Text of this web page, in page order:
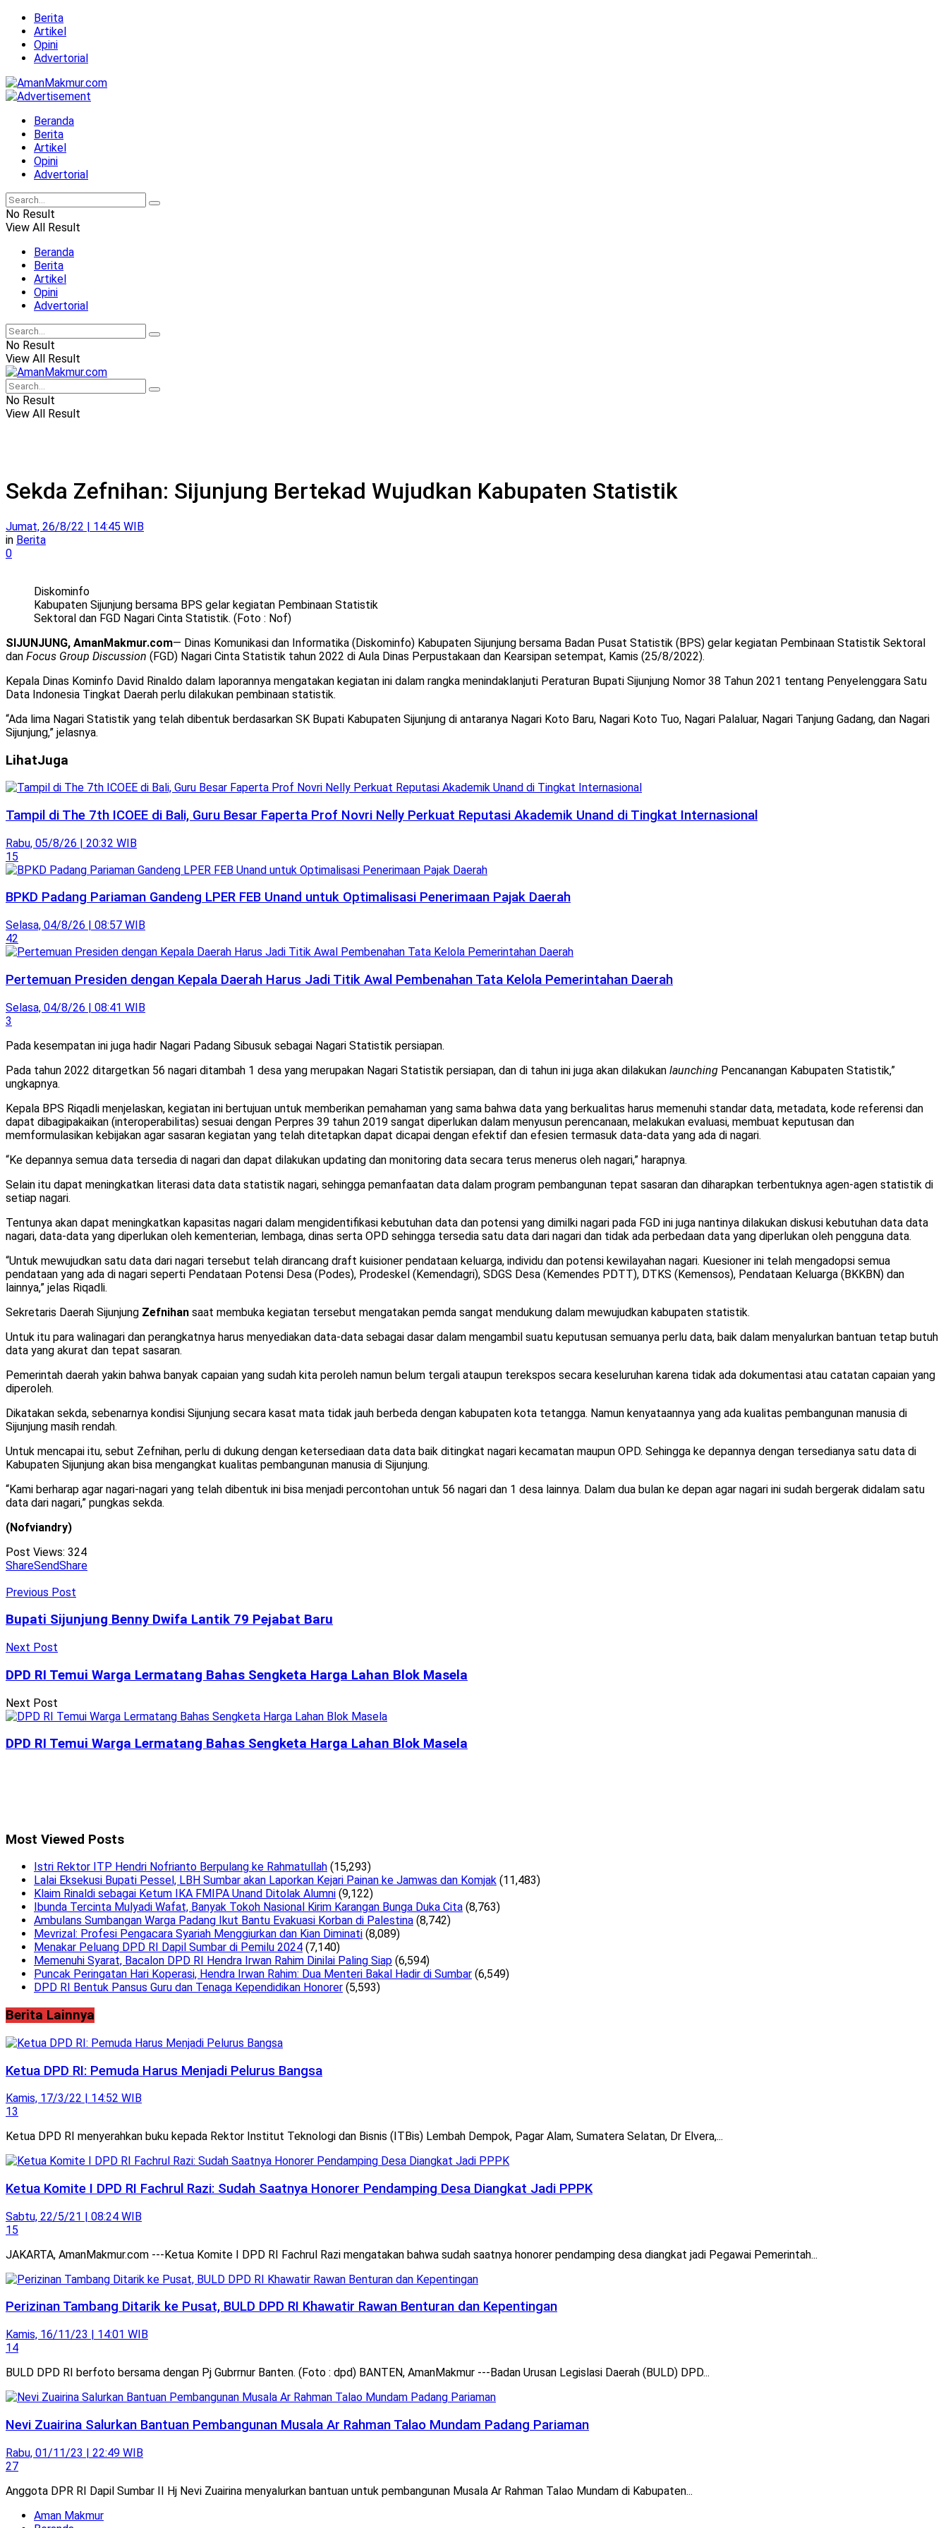
Berita
Artikel
Opini
Advertorial
Beranda
Berita
Artikel
Opini
Advertorial
No Result
View All Result
Beranda
Berita
Artikel
Opini
Advertorial
No Result
View All Result
No Result
View All Result
Sekda Zefnihan: Sijunjung Bertekad Wujudkan Kabupaten Statistik
Jumat, 26/8/22 | 14:45 WIB
in Berita
0
Diskominfo
Kabupaten Sijunjung bersama BPS gelar kegiatan Pembinaan Statistik
Sektoral dan FGD Nagari Cinta Statistik. (Foto : Nof)
SIJUNJUNG, AmanMakmur.com— Dinas Komunikasi dan Informatika (Diskominfo) Kabupaten Sijunjung bersama Badan Pusat Statistik (BPS) gelar kegiatan Pembinaan Statistik Sektoral
dan Focus Group Discussion (FGD) Nagari Cinta Statistik tahun 2022 di Aula Dinas Perpustakaan dan Kearsipan setempat, Kamis (25/8/2022).
Kepala Dinas Kominfo David Rinaldo dalam laporannya mengatakan kegiatan ini dalam rangka menindaklanjuti Peraturan Bupati Sijunjung Nomor 38 Tahun 2021 tentang Penyelenggara Satu
Data Indonesia Tingkat Daerah perlu dilakukan pembinaan statistik.
“Ada lima Nagari Statistik yang telah dibentuk berdasarkan SK Bupati Kabupaten Sijunjung di antaranya Nagari Koto Baru, Nagari Koto Tuo, Nagari Palaluar, Nagari Tanjung Gadang, dan Nagari
Sijunjung,” jelasnya.
LihatJuga
Tampil di The 7th ICOEE di Bali, Guru Besar Faperta Prof Novri Nelly Perkuat Reputasi Akademik Unand di Tingkat Internasional
Rabu, 05/8/26 | 20:32 WIB
15
BPKD Padang Pariaman Gandeng LPER FEB Unand untuk Optimalisasi Penerimaan Pajak Daerah
Selasa, 04/8/26 | 08:57 WIB
42
Pertemuan Presiden dengan Kepala Daerah Harus Jadi Titik Awal Pembenahan Tata Kelola Pemerintahan Daerah
Selasa, 04/8/26 | 08:41 WIB
3
Pada kesempatan ini juga hadir Nagari Padang Sibusuk sebagai Nagari Statistik persiapan.
Pada tahun 2022 ditargetkan 56 nagari ditambah 1 desa yang merupakan Nagari Statistik persiapan, dan di tahun ini juga akan dilakukan launching Pencanangan Kabupaten Statistik,”
ungkapnya.
Kepala BPS Riqadli menjelaskan, kegiatan ini bertujuan untuk memberikan pemahaman yang sama bahwa data yang berkualitas harus memenuhi standar data, metadata, kode referensi dan
dapat dibagipakaikan (interoperabilitas) sesuai dengan Perpres 39 tahun 2019 sangat diperlukan dalam menyusun perencanaan, melakukan evaluasi, membuat keputusan dan
memformulasikan kebijakan agar sasaran kegiatan yang telah ditetapkan dapat dicapai dengan efektif dan efesien termasuk data-data yang ada di nagari.
“Ke depannya semua data tersedia di nagari dan dapat dilakukan updating dan monitoring data secara terus menerus oleh nagari,” harapnya.
Selain itu dapat meningkatkan literasi data data statistik nagari, sehingga pemanfaatan data dalam program pembangunan tepat sasaran dan diharapkan terbentuknya agen-agen statistik di
setiap nagari.
Tentunya akan dapat meningkatkan kapasitas nagari dalam mengidentifikasi kebutuhan data dan potensi yang dimilki nagari pada FGD ini juga nantinya dilakukan diskusi kebutuhan data data
nagari, data-data yang diperlukan oleh kementerian, lembaga, dinas serta OPD sehingga tersedia satu data dari nagari dan tidak ada perbedaan data yang diperlukan oleh pengguna data.
“Untuk mewujudkan satu data dari nagari tersebut telah dirancang draft kuisioner pendataan keluarga, individu dan potensi kewilayahan nagari. Kuesioner ini telah mengadopsi semua
pendataan yang ada di nagari seperti Pendataan Potensi Desa (Podes), Prodeskel (Kemendagri), SDGS Desa (Kemendes PDTT), DTKS (Kemensos), Pendataan Keluarga (BKKBN) dan
lainnya,” jelas Riqadli.
Sekretaris Daerah Sijunjung Zefnihan saat membuka kegiatan tersebut mengatakan pemda sangat mendukung dalam mewujudkan kabupaten statistik.
Untuk itu para walinagari dan perangkatnya harus menyediakan data-data sebagai dasar dalam mengambil suatu keputusan semuanya perlu data, baik dalam menyalurkan bantuan tetap butuh
data yang akurat dan tepat sasaran.
Pemerintah daerah yakin bahwa banyak capaian yang sudah kita peroleh namun belum tergali ataupun terekspos secara keseluruhan karena tidak ada dokumentasi atau catatan capaian yang
diperoleh.
Dikatakan sekda, sebenarnya kondisi Sijunjung secara kasat mata tidak jauh berbeda dengan kabupaten kota tetangga. Namun kenyataannya yang ada kualitas pembangunan manusia di
Sijunjung masih rendah.
Untuk mencapai itu, sebut Zefnihan, perlu di dukung dengan ketersediaan data data baik ditingkat nagari kecamatan maupun OPD. Sehingga ke depannya dengan tersedianya satu data di
Kabupaten Sijunjung akan bisa mengangkat kualitas pembangunan manusia di Sijunjung.
“Kami berharap agar nagari-nagari yang telah dibentuk ini bisa menjadi percontohan untuk 56 nagari dan 1 desa lainnya. Dalam dua bulan ke depan agar nagari ini sudah bergerak didalam satu
data dari nagari,” pungkas sekda.
(Nofviandry)
Post Views: 324
ShareSendShare
Previous Post
Bupati Sijunjung Benny Dwifa Lantik 79 Pejabat Baru
Next Post
DPD RI Temui Warga Lermatang Bahas Sengketa Harga Lahan Blok Masela
Next Post
DPD RI Temui Warga Lermatang Bahas Sengketa Harga Lahan Blok Masela
Most Viewed Posts
Istri Rektor ITP Hendri Nofrianto Berpulang ke Rahmatullah (15,293)
Lalai Eksekusi Bupati Pessel, LBH Sumbar akan Laporkan Kejari Painan ke Jamwas dan Komjak (11,483)
Klaim Rinaldi sebagai Ketum IKA FMIPA Unand Ditolak Alumni (9,122)
Ibunda Tercinta Mulyadi Wafat, Banyak Tokoh Nasional Kirim Karangan Bunga Duka Cita (8,763)
Ambulans Sumbangan Warga Padang Ikut Bantu Evakuasi Korban di Palestina (8,742)
Mevrizal: Profesi Pengacara Syariah Menggiurkan dan Kian Diminati (8,089)
Menakar Peluang DPD RI Dapil Sumbar di Pemilu 2024 (7,140)
Memenuhi Syarat, Bacalon DPD RI Hendra Irwan Rahim Dinilai Paling Siap (6,594)
Puncak Peringatan Hari Koperasi, Hendra Irwan Rahim: Dua Menteri Bakal Hadir di Sumbar (6,549)
DPD RI Bentuk Pansus Guru dan Tenaga Kependidikan Honorer (5,593)
Berita Lainnya
Ketua DPD RI: Pemuda Harus Menjadi Pelurus Bangsa
Kamis, 17/3/22 | 14:52 WIB
13
Ketua DPD RI menyerahkan buku kepada Rektor Institut Teknologi dan Bisnis (ITBis) Lembah Dempok, Pagar Alam, Sumatera Selatan, Dr Elvera,...
Ketua Komite I DPD RI Fachrul Razi: Sudah Saatnya Honorer Pendamping Desa Diangkat Jadi PPPK
Sabtu, 22/5/21 | 08:24 WIB
15
JAKARTA, AmanMakmur.com ---Ketua Komite I DPD RI Fachrul Razi mengatakan bahwa sudah saatnya honorer pendamping desa diangkat jadi Pegawai Pemerintah...
Perizinan Tambang Ditarik ke Pusat, BULD DPD RI Khawatir Rawan Benturan dan Kepentingan
Kamis, 16/11/23 | 14:01 WIB
14
BULD DPD RI berfoto bersama dengan Pj Gubrrnur Banten. (Foto : dpd) BANTEN, AmanMakmur ---Badan Urusan Legislasi Daerah (BULD) DPD...
Nevi Zuairina Salurkan Bantuan Pembangunan Musala Ar Rahman Talao Mundam Padang Pariaman
Rabu, 01/11/23 | 22:49 WIB
27
Anggota DPR RI Dapil Sumbar II Hj Nevi Zuairina menyalurkan bantuan untuk pembangunan Musala Ar Rahman Talao Mundam di Kabupaten...
Aman Makmur